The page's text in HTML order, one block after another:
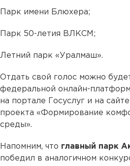
Парк имени Блюхера;
Парк 50-летия ВЛКСМ;
Летний парк «Уралмаш».
Отдать свой голос можно
федеральной онлайн-
на портале Госуслуг и на
проекта «Формирование
среды».
Напомним, что главный парк
победил в аналогичном